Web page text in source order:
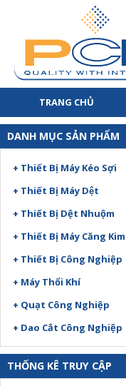
TRANG CHỦ
DANH MỤC SẢN PHẨM
+ Thiết Bị Máy Kéo Sợi
+ Thiết Bị Máy Dệt
+ Thiết Bị Dệt Nhuộm
+ Thiết Bị Máy Căng Kim
+ Thiết Bị Công Nghiệp
+ Máy Thổi Khí
+ Quạt Công Nghiệp
+ Dao Cắt Công Nghiệp
THỐNG KÊ TRUY CẬP